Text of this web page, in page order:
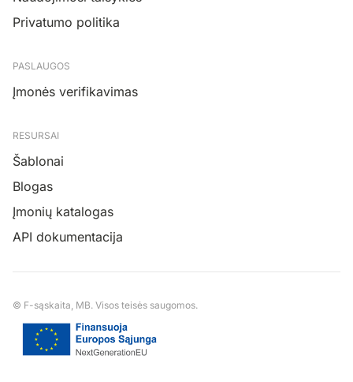
Privatumo politika
PASLAUGOS
Įmonės verifikavimas
RESURSAI
Šablonai
Blogas
Įmonių katalogas
API dokumentacija
© F-sąskaita, MB. Visos teisės saugomos.